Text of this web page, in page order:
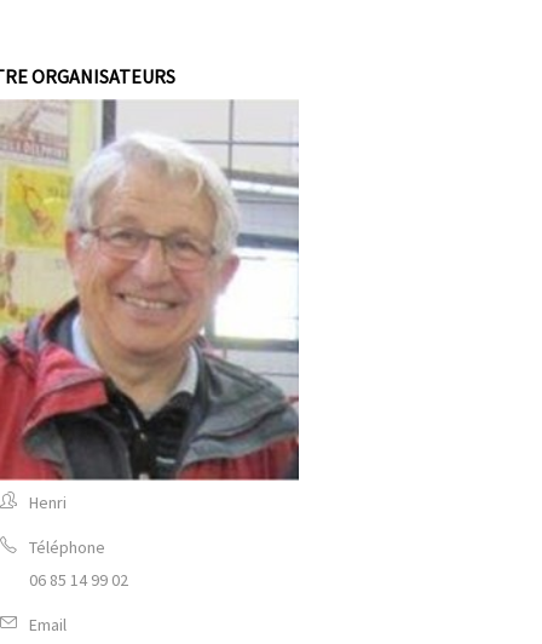
ORGANISATEURS
Henri
Téléphone
06 85 14 99 02
Email